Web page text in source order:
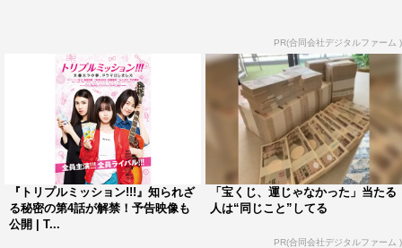
JK（女子高生）の野々村花が繰り広げる年の差・身分差
ラブコメディという原作の世界観を踏襲。原作の第1巻を
イメージしたものとなっている。
FOD連続ドラマ『高嶺と花』
『高嶺と花』
配信開始日：3月18日（月）深0時00分～（30分×全8話）
出演：高杉真宙 竹内愛紗 戸塚純貴 伊藤あさひ 遠藤
PR(合同会社デジタルファーム )
『トリプルミッション!!!』知られざ
る秘密の第4話が解禁！予告映像も
公開 | T...
「宝くじ、運じゃなかった」当たる
人は“同じこと”してる
PR(合同会社デジタルファーム )